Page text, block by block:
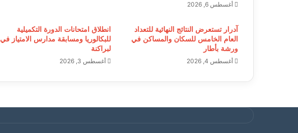
أغسطس 6, 2026
آدرار تستعرض النتائج النهائية للتعداد
العام الخامس للسكان والمساكن في
ورشة بأطار
أغسطس 4, 2026
انطلاق امتحانات الدورة التكميلية
للبكالوريا ومسابقة مدارس الامتياز في
لبراكنة
أغسطس 3, 2026